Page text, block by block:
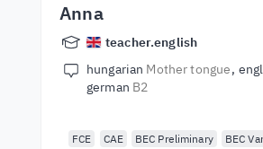
Anna
teacher.english
hungarian Mother tongue
german B2
FCE CAE BEC Preliminary BEC